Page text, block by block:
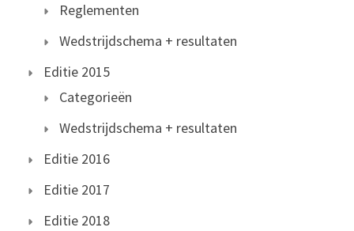
Reglementen
Wedstrijdschema + resultaten
Editie 2015
Categorieën
Wedstrijdschema + resultaten
Editie 2016
Editie 2017
Editie 2018